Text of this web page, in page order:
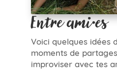
Entre ami·es
Voici quelques idées
moments de
improviser avec tes